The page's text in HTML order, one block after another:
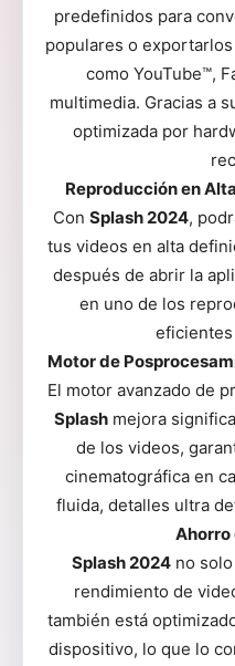
predefinidos para
populares o
como YouTube™,
multimedia. Gracias a
optimizada por
Reproducción en
Con Splash 2024,
tus videos en alta
después de abrir la
en uno de los
Motor de
El motor avanzado de
Splash mejora
de los videos,
cinematográfica en
fluida, detalles ultra
Ahorro
Splash 2024no solo
rendimiento de
también está
dispositivo, lo que lo